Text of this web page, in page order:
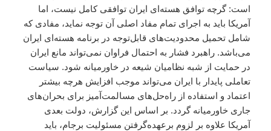
است: گرچه توافق هسته‌ای ایران توافقی کامل نیست، اما
آمریکا باید به اجرای تمام مفاد اصلی آن توجه نماید، مفادی که
شامل تحمیل محدودیت‌های قابل‌توجه در برنامه هسته‌ای ایران
می‌باشد. راهبرد فشار به احتمال فراوان نمی‌تواند مانع ایران
در حمایت از شبه نظامیان شیعه در خاورمیانه شود. سیاست
تعاملی پایدار با ایران می‌تواند موجب افزایش هرچه بیشتر
اعتماد و استفاده از راه‌حل‌های مسالمت‌آمیز برای بحران‌های
جاری خاورمیانه گردد. بر اساس این گزارش، دولت بعدی
آمریکا علاوه بر لزوم برعهده‌گرفتن مسئولیت برجام، باید